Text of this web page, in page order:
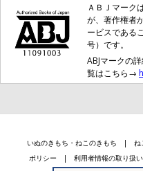
ＡＢＪマーク
が、著作権者
ービスである
号）です。
ABJマークの
覧はこちら→
いぬのきもち・ねこのきもち ね
ポリシー
利用者情報の取り扱